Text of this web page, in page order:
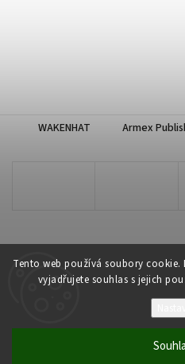
Tento web používá soubory
vyjadřujete souhlas s jejich
WAKENHAT Armex
WAKENHAT e-